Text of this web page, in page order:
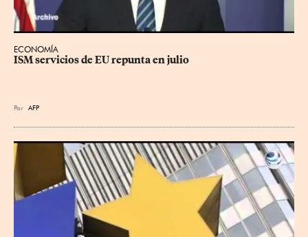
ECONOMÍA
ISM servicios de EU repunta en julio
Por AFP